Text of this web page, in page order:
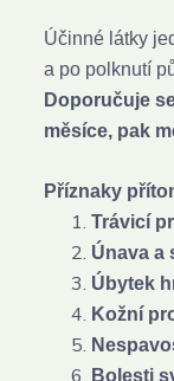
Účinné látky
a po polknutí
Doporučuje
měsíce, pak
Příznaky
Trávicí
Únava a
Úbytek
Kožní
Bolesti